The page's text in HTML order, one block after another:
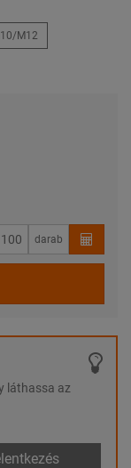
M12
darab
láthassa az